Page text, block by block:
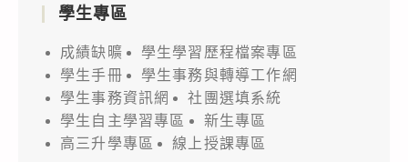
學生專區
成績缺曠
學生學習歷程檔案專區
學生手冊
學生事務與轉導工作網
學生事務資訊網
社團選填系統
學生自主學習專區
新生專區
高三升學專區
線上授課專區